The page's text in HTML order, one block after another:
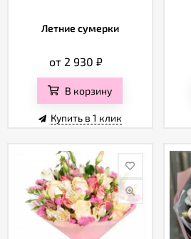
Летние сумерки
от 2 930 ₽
В корзину
Купить в 1 клик